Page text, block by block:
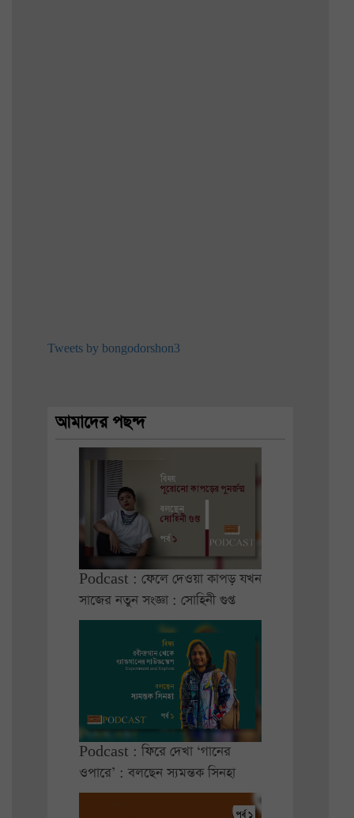
Tweets by bongodorshon3
আমাদের পছন্দ
Podcast : ফেলে দেওয়া কাপড় যখন
সাজের নতুন সংজ্ঞা : সোহিনী গুপ্ত
Podcast : ফিরে দেখা ‘গানের
ওপারে’ : বলছেন স্যমন্তক সিনহা